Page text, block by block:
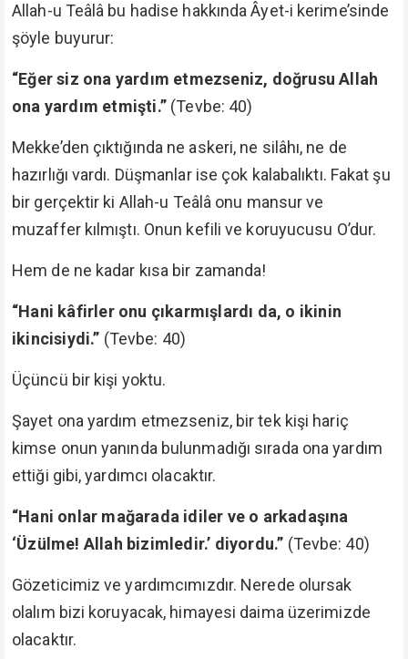
Allah-u Teâlâ bu hadise hakkında Âyet-i kerime’sinde
şöyle buyurur:
“Eğer siz ona yardım etmezseniz, doğrusu Allah
ona yardım etmişti.” (Tevbe: 40)
Mekke’den çıktığında ne askeri, ne silâhı, ne de
hazırlığı vardı. Düşmanlar ise çok kalabalıktı. Fakat şu
bir gerçektir ki Allah-u Teâlâ onu mansur ve
muzaffer kılmıştı. Onun kefili ve koruyucusu O’dur.
Hem de ne kadar kısa bir zamanda!
“Hani kâfirler onu çıkarmışlardı da, o ikinin
ikincisiydi.” (Tevbe: 40)
Üçüncü bir kişi yoktu.
Şayet ona yardım etmezseniz, bir tek kişi hariç
kimse onun yanında bulunmadığı sırada ona yardım
ettiği gibi, yardımcı olacaktır.
“Hani onlar mağarada idiler ve o arkadaşına
‘Üzülme! Allah bizimledir.’ diyordu.” (Tevbe: 40)
Gözeticimiz ve yardımcımızdır. Nerede olursak
olalım bizi koruyacak, himayesi daima üzerimizde
olacaktır.